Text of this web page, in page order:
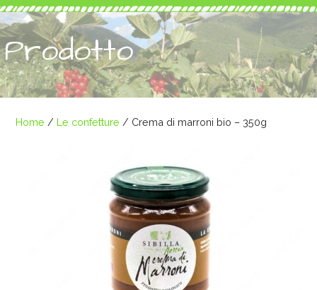
Prodotto
Home / Le confetture / Crema di marroni bio – 350g